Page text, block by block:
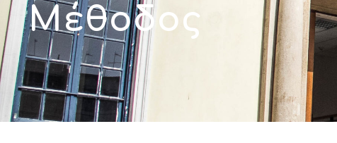
Μέθοδος